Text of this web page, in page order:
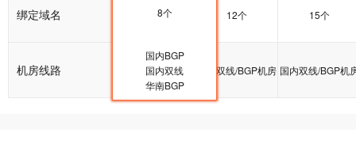
绑定域名 10个 12个 15个
机房线路 国内双线/BGP机房 国内双线/BGP机房 国内双线/BGP机
8个
国内BGP
国内双线
华南BGP